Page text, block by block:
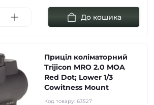
До кошика
Приціл коліматорний
Trijicon MRO 2.0 MOA
Red Dot; Lower 1/3
Cowitness Mount
Код товару: 63527